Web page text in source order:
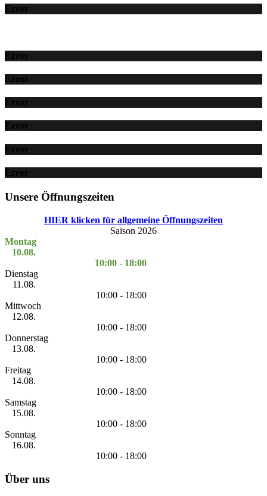
Error
Error
Error
Error
Error
Error
Error
Unsere Öffnungszeiten
HIER klicken für allgemeine Öffnungszeiten
Saison 2026
Montag
10.08.
10:00 - 18:00
Dienstag
11.08.
10:00 - 18:00
Mittwoch
12.08.
10:00 - 18:00
Donnerstag
13.08.
10:00 - 18:00
Freitag
14.08.
10:00 - 18:00
Samstag
15.08.
10:00 - 18:00
Sonntag
16.08.
10:00 - 18:00
Über uns